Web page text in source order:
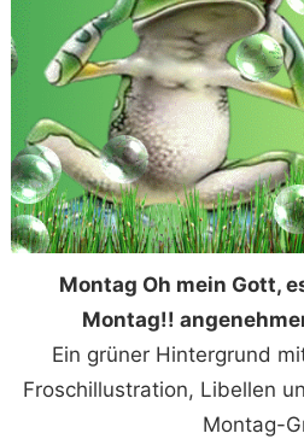
Montag Oh mein Gott,
Montag!!
Ein grüner Hintergrund
Froschillustration, Libellen
Montag-